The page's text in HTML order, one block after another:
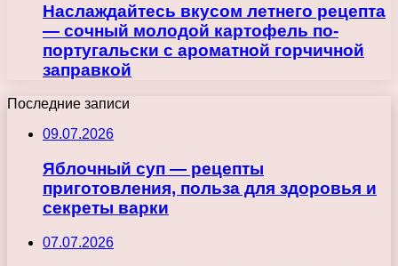
Наслаждайтесь вкусом летнего рецепта
— сочный молодой картофель по-
португальски с ароматной горчичной
заправкой
Последние записи
09.07.2026
Яблочный суп — рецепты
приготовления, польза для здоровья и
секреты варки
07.07.2026